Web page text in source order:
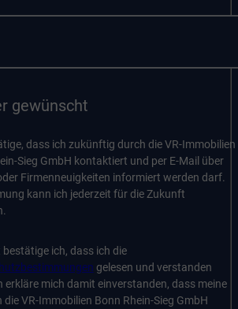
gewünscht
dass ich zukünftig durch die VR-Immobilien
Sieg GmbH kontaktiert und per E-Mail über
Firmenneuigkeiten informiert werden darf.
kann ich jederzeit für die Zukunft
ich, dass ich die
gelesen und verstanden
erkläre mich damit einverstanden, dass meine
die VR-Immobilien Bonn Rhein-Sieg GmbH